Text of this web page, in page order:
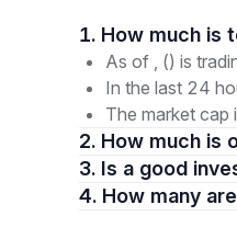
1.
As of , () is
In the last 24
The market cap
2. How much is
3. Is a good
4.